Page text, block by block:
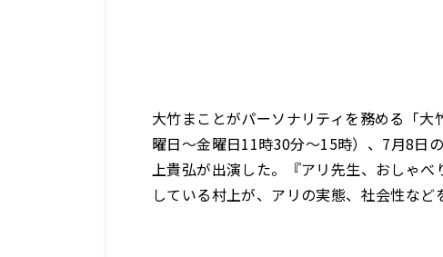
大竹まことがパーソナリティを務める「
曜日～金曜日11時30分～15時）、7月8日
上貴弘が出演した。『アリ先生、おしゃ
している村上が、アリの実態、社会性など